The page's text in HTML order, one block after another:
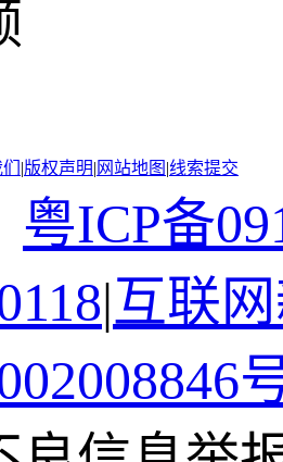
|版权声明| 网站地图 |线索提交
粤ICP备
|互联